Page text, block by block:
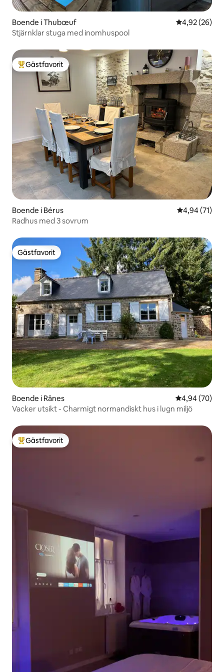
Boende i Thubœuf 4,92 av 5 i
4,92 (26)
Stjärnklar stuga med inomhuspool
Populär gästfavorit
Gästfavorit
Boende i Bérus 4,94 av 5 i
4,94 (71)
Radhus med 3 sovrum
Gästfavorit
Gästfavorit
Boende i Rânes 4,94 av 5 i
4,94 (70)
Vacker utsikt - Charmigt normandiskt hus i lugn miljö
Populär gästfavorit
Gästfavorit